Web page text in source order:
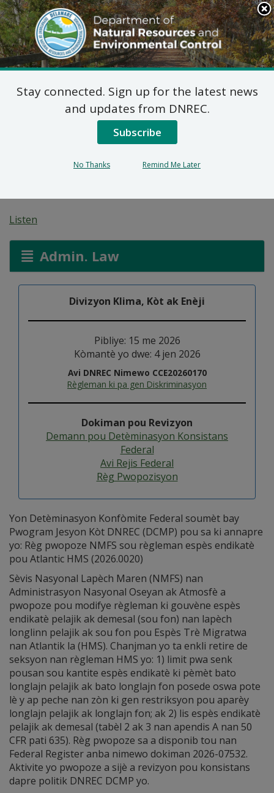
Search
This
Site
DNREC Menu
Detèminasyon
Konfòmite Federal: Règ
Pwopoze sou Espès
Listen
Admin. Law
Divizyon Klima, Kòt ak Enèji
Pibliye: 15 me 2026
Kòmantè yo dwe: 4 jen 2026
Avi DNREC Nimewo CCE20260170
Règleman ki pa gen Diskriminasyon
Dokiman pou Revizyon
Demann pou Detèminasyon Konsistans
Federal
Avi Rejis Federal
Règ Pwopozisyon
Yon Detèminasyon Konfòmite Federal soumèt bay
Pwogram Jesyon Kòt DNREC (DCMP) pou sa ki annapre
yo: Règ pwopoze NMFS sou règleman espès endikatè
pou Atlantic HMS (2026.0020)
Sèvis Nasyonal Lapèch Maren (NMFS) nan
Administrasyon Nasyonal Oseyan ak Atmosfè a
pwopoze pou modifye règleman ki gouvène espès
endikatè pelajik ak demesal (sou fon) nan lapèch
longlinn pelajik ak sou fon pou Espès Trè Migratwa
nan Atlantik la (HMS). Chanjman yo ta enkli retire de
seksyon nan règleman HMS yo: 1) limit pwa senk
pousan sou kantite espès endikatè ki pèmèt bato
longlajn pelajik ak bato longlajn fon posede oswa pote
lè y ap peche nan zòn ki gen restriksyon pou aparèy
longlajn pelajik ak longlajn fon; ak 2) lis espès endikatè
pelajik ak demesal (tabèl 2 ak 3 nan apendis A nan 50
CFR pati 635). Règ pwopoze sa a disponib tou nan
Federal Register anba nimewo dokiman 2026-07532.
Aktivite yo pwopoze a sijè a revizyon pou konsistans
dapre politik DNREC DCMP yo.
Stay connected. Sign up for the latest news
and updates from DNREC.
Subscribe
No Thanks Remind Me Later